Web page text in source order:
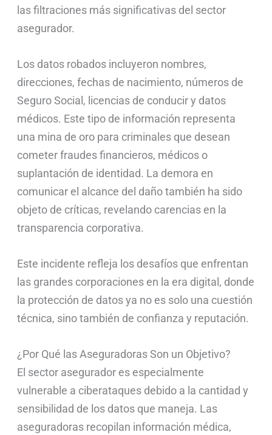
las filtraciones más significativas del sector
asegurador.
Los datos robados incluyeron nombres,
direcciones, fechas de nacimiento, números de
Seguro Social, licencias de conducir y datos
médicos. Este tipo de información representa
una mina de oro para criminales que desean
cometer fraudes financieros, médicos o
suplantación de identidad. La demora en
comunicar el alcance del daño también ha sido
objeto de críticas, revelando carencias en la
transparencia corporativa.
Este incidente refleja los desafíos que enfrentan
las grandes corporaciones en la era digital, donde
la protección de datos ya no es solo una cuestión
técnica, sino también de confianza y reputación.
¿Por Qué las Aseguradoras Son un Objetivo?
El sector asegurador es especialmente
vulnerable a ciberataques debido a la cantidad y
sensibilidad de los datos que maneja. Las
aseguradoras recopilan información médica,